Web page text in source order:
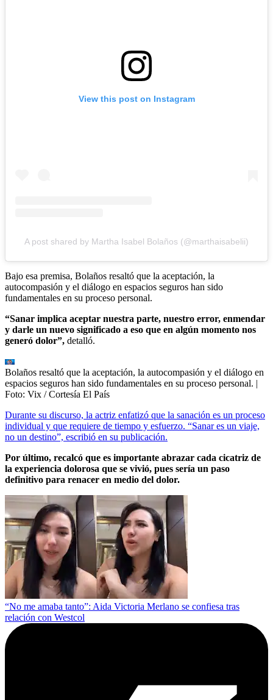
View this post on Instagram
A post shared by Martha Isabel Bolaños (@marthaisabelii)
Bajo esa premisa, Bolaños resaltó que la aceptación, la
autocompasión y el diálogo en espacios seguros han sido
fundamentales en su proceso personal.
“Sanar implica aceptar nuestra parte, nuestro error, enmendar
y darle un nuevo significado a eso que en algún momento nos
generó dolor”, detalló.
Bolaños resaltó que la aceptación, la autocompasión y el diálogo en
espacios seguros han sido fundamentales en su proceso personal. |
Foto: Vix / Cortesía El País
Durante su discurso, la actriz enfatizó que la sanación es un proceso
individual y que requiere de tiempo y esfuerzo. “Sanar es un viaje,
no un destino”, escribió en su publicación.
Por último, recalcó que es importante abrazar cada cicatriz de
la experiencia dolorosa que se vivió, pues sería un paso
definitivo para renacer en medio del dolor.
“No me amaba tanto”: Aida Victoria Merlano se confiesa tras
relación con Westcol